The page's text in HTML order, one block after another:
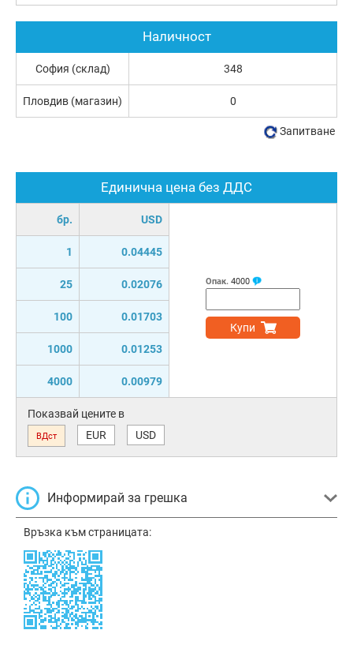
Единична цена без ДДС
бр. USD
1 0.04445
25 0.02076
100 0.01703
1000 0.01253
4000 0.00979
Опак. 4000
Купи
Показвай цените в
ВДст EUR USD
Информирай за грешка
Връзка към страницата:
Наличност
София (склад) 348
Пловдив (магазин) 0
Запитване